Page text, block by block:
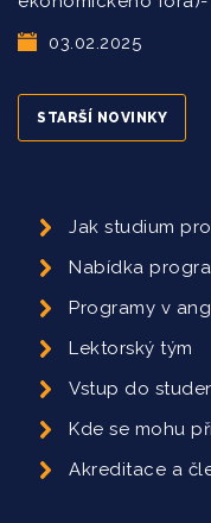
03.02.2025
STARŠÍ NOVINKY
Jak studium
Nabídka
Programy v
Lektorský tým
Vstup do
Kde se mohu
Akreditace a